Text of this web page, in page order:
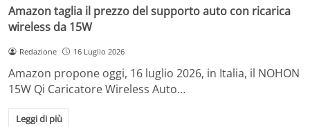
Amazon taglia il prezzo del supporto auto con ricarica
wireless da 15W
Redazione 16 Luglio 2026
Amazon propone oggi, 16 luglio 2026, in Italia, il NOHON
15W Qi Caricatore Wireless Auto…
Leggi di più